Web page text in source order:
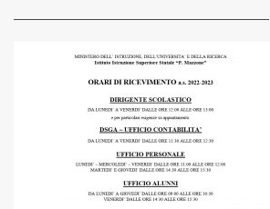
————————————————————